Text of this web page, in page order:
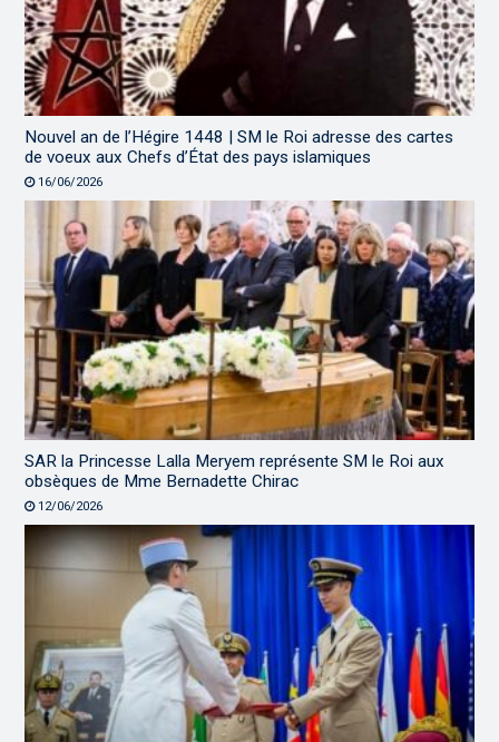
Nouvel an de l’Hégire 1448 | SM le Roi adresse des cartes
de voeux aux Chefs d’État des pays islamiques
16/06/2026
SAR la Princesse Lalla Meryem représente SM le Roi aux
obsèques de Mme Bernadette Chirac
12/06/2026